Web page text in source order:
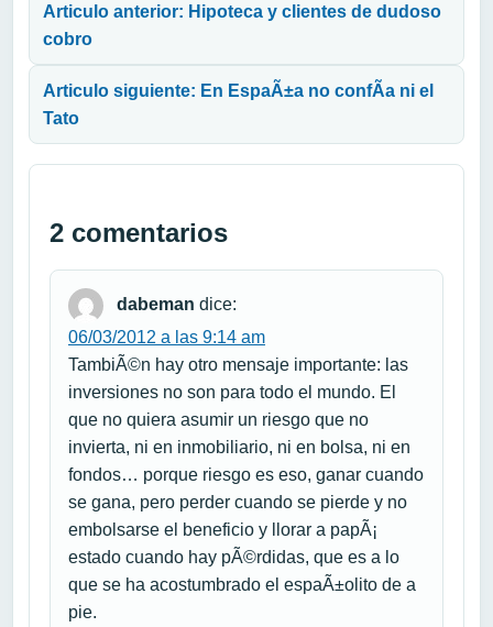
Articulo anterior: Hipoteca y clientes de dudoso
cobro
Articulo siguiente: En EspaÃ±a no confÃ­a ni el
Tato
2 comentarios
dabeman dice:
06/03/2012 a las 9:14 am
TambiÃ©n hay otro mensaje importante: las
inversiones no son para todo el mundo. El
que no quiera asumir un riesgo que no
invierta, ni en inmobiliario, ni en bolsa, ni en
fondos… porque riesgo es eso, ganar cuando
se gana, pero perder cuando se pierde y no
embolsarse el beneficio y llorar a papÃ¡
estado cuando hay pÃ©rdidas, que es a lo
que se ha acostumbrado el espaÃ±olito de a
pie.